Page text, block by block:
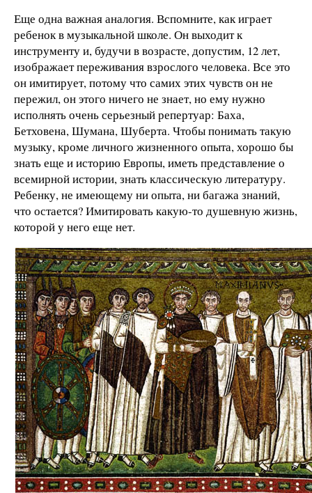
Еще одна важная аналогия. Вспомните, как играет
ребенок в музыкальной школе. Он выходит к
инструменту и, будучи в возрасте, допустим, 12 лет,
изображает переживания взрослого человека. Все это
он имитирует, потому что самих этих чувств он не
пережил, он этого ничего не знает, но ему нужно
исполнять очень серьезный репертуар: Баха,
Бетховена, Шумана, Шуберта. Чтобы понимать такую
музыку, кроме личного жизненного опыта, хорошо бы
знать еще и историю Европы, иметь представление о
всемирной истории, знать классическую литературу.
Ребенку, не имеющему ни опыта, ни багажа знаний,
что остается? Имитировать какую-то душевную жизнь,
которой у него еще нет.